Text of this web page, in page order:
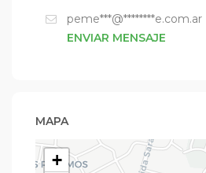
peme***@********e.com.ar
ENVIAR MENSAJE
MAPA
+